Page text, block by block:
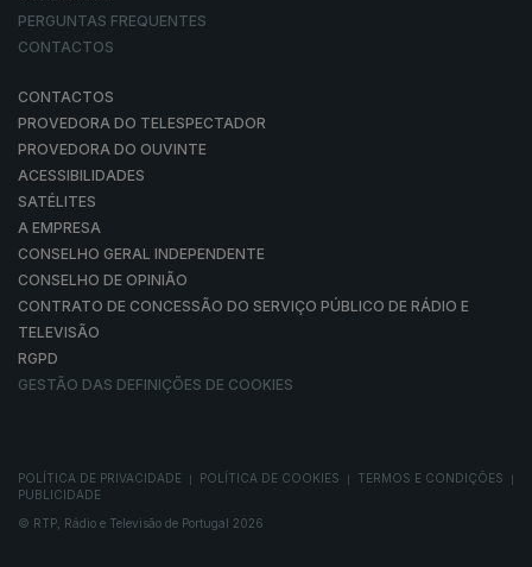
PERGUNTAS FREQUENTES
CONTACTOS
CONTACTOS
PROVEDORA DO TELESPECTADOR
PROVEDORA DO OUVINTE
ACESSIBILIDADES
SATÉLITES
A EMPRESA
CONSELHO GERAL INDEPENDENTE
CONSELHO DE OPINIÃO
CONTRATO DE CONCESSÃO DO SERVIÇO PÚBLICO DE RÁDIO E
TELEVISÃO
RGPD
GESTÃO DAS DEFINIÇÕES DE COOKIES
POLÍTICA DE PRIVACIDADE POLÍTICA DE COOKIES TERMOS E CONDIÇÕES
PUBLICIDADE
© RTP, Rádio e Televisão de Portugal 2026